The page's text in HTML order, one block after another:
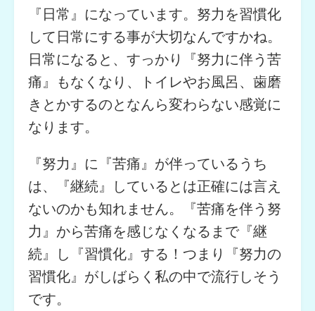
『日常』になっています。努力を習慣化
して日常にする事が大切なんですかね。
日常になると、すっかり『努力に伴う苦
痛』もなくなり、トイレやお風呂、歯磨
きとかするのとなんら変わらない感覚に
なります。
『努力』に『苦痛』が伴っているうち
は、『継続』しているとは正確には言え
ないのかも知れません。『苦痛を伴う努
力』から苦痛を感じなくなるまで『継
続』し『習慣化』する！つまり『努力の
習慣化』がしばらく私の中で流行しそう
です。